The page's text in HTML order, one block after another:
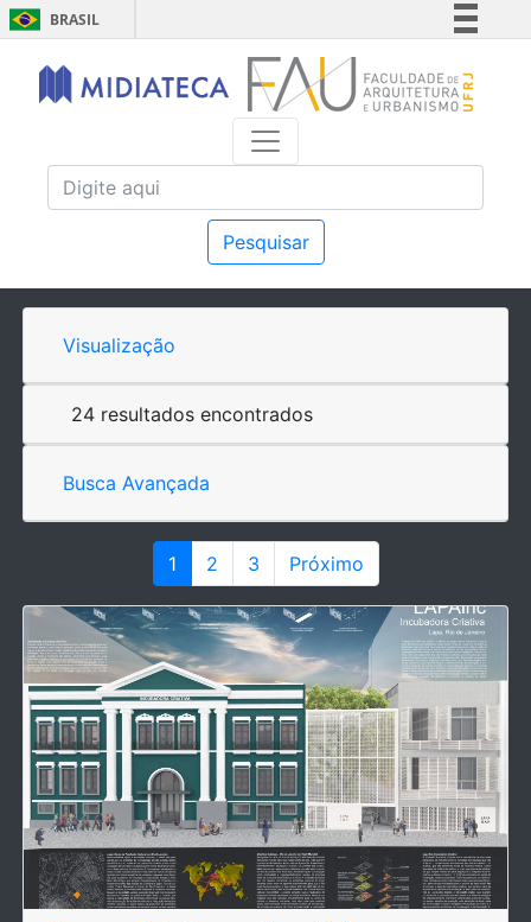
BRASIL
Simplifique!
Comunica BR
Acesso à informação
Pesquisar
Visualização
24 resultados encontrados
Busca Avançada
1 2 3 Próximo